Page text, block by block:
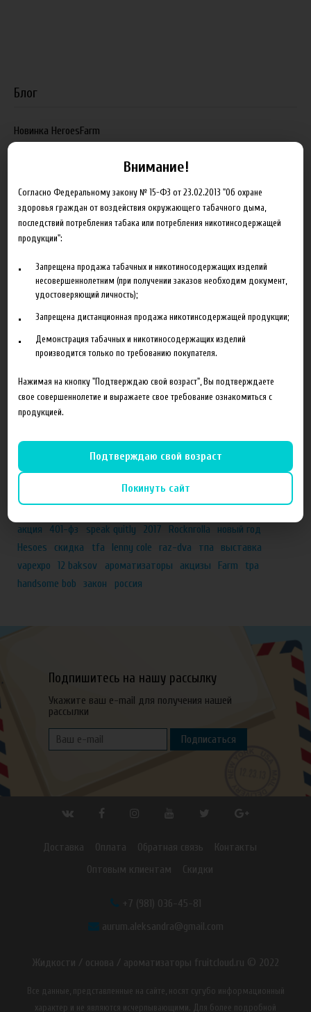
Блог
Новинка HeroesFarm
Поступление ароматизаторов XianTaima
Новинка. Новые наборы в линейке Heroes Farm.
Партнеры
VapeReserve, г. Ульяновск
Vape Band, г. Казань
ЁЖивика Vape, г. Омск
акция 401-фз speak quitly 2017 Rocknrolla
новый год
Hesoes
скидка tfa lenny cole raz-dva тпа
выставка
vapexpo
12 baksov ароматизаторы акцизы Farm
tpa
handsome bob
закон россия
Подпишитесь на нашу рассылку
Укажите ваш e-mail для получения нашей
рассылки
Подписаться
Доставка Оплата Обратная связь
Контакты
Оптовым клиентам
Скидки
+7 (981) 036-45-81
aurum.aleksandra@gmail.com
Жидкости / основа / ароматизаторы fruitcloud.ru © 2022
Все данные, представленные на сайте, носят сугубо информационный
характер и не являются исчерпывающими. Для более подробной
Внимание!
Согласно Федеральному закону № 15-ФЗ от 23.02.2013 "Об охране
здоровья граждан от воздействия окружающего табачного дыма,
последствий потребления табака или потребления никотинсодержащей
продукции":
Запрещена продажа табачных и никотиносодержащих изделий
несовершеннолетним (при получении заказов необходим документ,
удостоверяющий личность);
Запрещена дистанционная продажа никотинсодержащей продукции;
Демонстрация табачных и никотиносодержащих изделий
производится только по требованию покупателя.
Нажимая на кнопку "Подтверждаю свой возраст", Вы подтверждаете
свое совершеннолетие и выражаете свое требование ознакомиться с
продукцией.
Подтверждаю свой возраст
Покинуть сайт